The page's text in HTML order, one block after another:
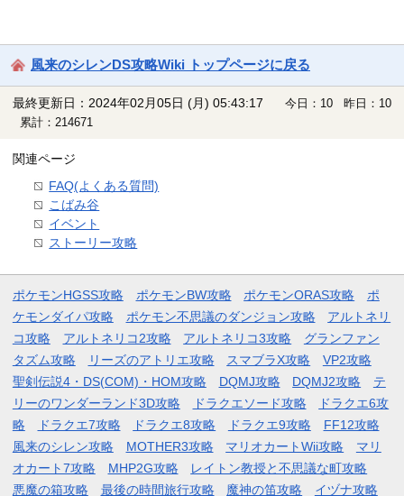
風来のシレンDS攻略Wiki トップページに戻る
最終更新日：2024年02月05日 (月) 05:43:17
今日：10 昨日：10
累計：214671
関連ページ
FAQ(よくある質問)
こばみ谷
イベント
ストーリー攻略
ポケモンHGSS攻略 ポケモンBW攻略 ポケモンORAS攻略
ポ
ケモンダイパ攻略
ポケモン不思議のダンジョン攻略
アルトネリ
コ攻略
アルトネリコ2攻略 アルトネリコ3攻略
グランファン
タズム攻略
リーズのアトリエ攻略 スマブラX攻略
VP2攻略
聖剣伝説4・DS(COM)・HOM攻略
DQMJ攻略 DQMJ2攻略
テ
リーのワンダーランド3D攻略
ドラクエソード攻略
ドラクエ6攻
略
ドラクエ7攻略 ドラクエ8攻略 ドラクエ9攻略
FF12攻略
風来のシレン攻略
MOTHER3攻略 マリオカートWii攻略
マリ
オカート7攻略
MHP2G攻略
レイトン教授と不思議な町攻略
悪魔の箱攻略
最後の時間旅行攻略 魔神の笛攻略 イヅナ攻略